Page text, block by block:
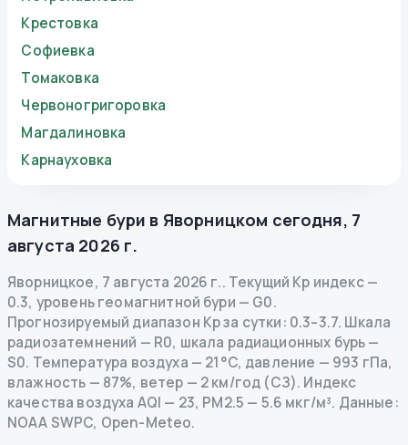
Крестовка
Софиевка
Томаковка
Червоногригоровка
Магдалиновка
Карнауховка
Магнитные бури в Яворницком сегодня, 7
августа 2026 г.
Яворницкое, 7 августа 2026 г.. Текущий Kp индекс—
0.3, уровень геомагнитной бури — G0.
Прогнозируемый диапазон Kp за сутки: 0.3–3.7. Шкала
радиозатемнений — R0, шкала радиационных бурь—
S0. Температура воздуха — 21°C, давление — 993 гПа,
влажность — 87%, ветер — 2 км/год (СЗ). Индекс
качества воздуха AQI — 23, PM2.5 — 5.6 мкг/м³. Данные:
NOAA SWPC, Open-Meteo.